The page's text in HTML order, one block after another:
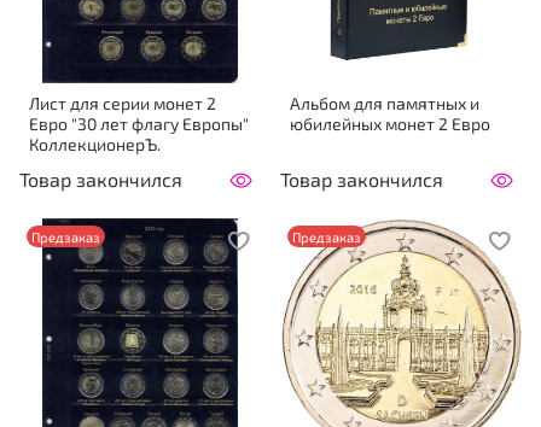
Лист для серии монет 2
Евро "30 лет флагу Европы"
КоллекционерЪ.
Товар закончился
Альбом для памятных и
юбилейных монет 2 Евро
Товар закончился
Предзаказ Предзаказ